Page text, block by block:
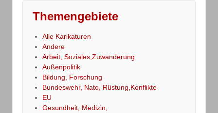
Themengebiete
Alle Karikaturen
Andere
Arbeit, Soziales,Zuwanderung
Außenpolitik
Bildung, Forschung
Bundeswehr, Nato, Rüstung,Konflikte
EU
Gesundheit, Medizin,